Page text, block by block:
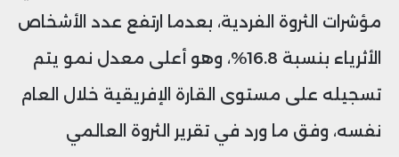
مؤشرات الثروة الفردية، بعدما ارتفع عدد الأشخاص
الأثرياء بنسبة 16.8%، وهو أعلى معدل نمو يتم
تسجيله على مستوى القارة الإفريقية خلال العام
نفسه، وفق ما ورد في تقرير الثروة العالمي